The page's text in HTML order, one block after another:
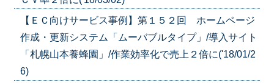
【ＥＣ向けサービス事例】第１５２回 ホームページ
作成・更新システム「ムーバブルタイプ」/導入サイト
「札幌山本養蜂園」/作業効率化で売上２倍に('18/01/2
6)